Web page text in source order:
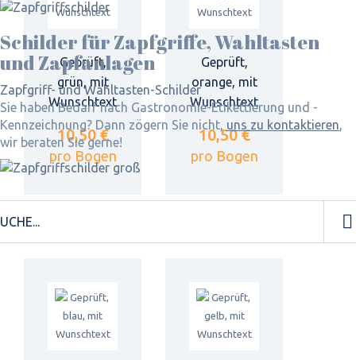
Schilder für Zapfgriffe, Wahltasten
und Zapfanlagen
Zapfgriff- und Wahltasten-Schilder
Sie haben Bedarf nach Gastronomie-Etikettierung und -
Kennzeichnung? Dann zögern Sie nicht, uns zu kontaktieren,
wir beraten Sie gerne!
Geprüft,
grün, mit
Wunschtext
10,50 €
pro Bogen
Geprüft,
orange, mit
Wunschtext
10,50 €
pro Bogen